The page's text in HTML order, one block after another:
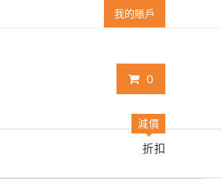
我的賬戶
0
減價
折扣